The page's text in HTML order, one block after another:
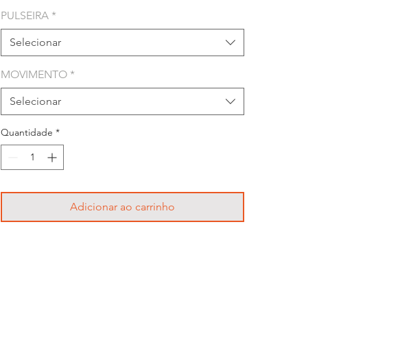
PULSEIRA *
Selecionar
MOVIMENTO *
Selecionar
Quantidade *
Adicionar ao carrinho